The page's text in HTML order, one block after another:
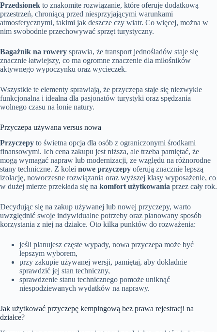
Przedsionek to znakomite rozwiązanie, które oferuje dodatkową
przestrzeń, chroniącą przed niesprzyjającymi warunkami
atmosferycznymi, takimi jak deszcze czy wiatr. Co więcej, można w
nim swobodnie przechowywać sprzęt turystyczny.
Bagażnik na rowery sprawia, że transport jednośladów staje się
znacznie łatwiejszy, co ma ogromne znaczenie dla miłośników
aktywnego wypoczynku oraz wycieczek.
Wszystkie te elementy sprawiają, że przyczepa staje się niezwykle
funkcjonalna i idealna dla pasjonatów turystyki oraz spędzania
wolnego czasu na łonie natury.
Przyczepa używana versus nowa
Przyczepy to świetna opcja dla osób z ograniczonymi środkami
finansowymi. Ich cena zakupu jest niższa, ale trzeba pamiętać, że
mogą wymagać napraw lub modernizacji, ze względu na różnorodne
stany techniczne. Z kolei nowe przyczepy oferują znacznie lepszą
izolację, nowoczesne rozwiązania oraz wyższej klasy wyposażenie, co
w dużej mierze przekłada się na komfort użytkowania przez cały rok.
Decydując się na zakup używanej lub nowej przyczepy, warto
uwzględnić swoje indywidualne potrzeby oraz planowany sposób
korzystania z niej na działce. Oto kilka punktów do rozważenia:
jeśli planujesz częste wypady, nowa przyczepa może być
lepszym wyborem,
przy zakupie używanej wersji, pamiętaj, aby dokładnie
sprawdzić jej stan techniczny,
sprawdzenie stanu technicznego pomoże uniknąć
niespodziewanych wydatków na naprawy.
Jak użytkować przyczepę kempingową bez prawa rejestracji na
działce?